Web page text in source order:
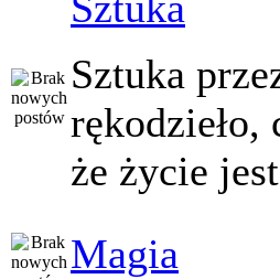
Sztuka
że życie
Magia